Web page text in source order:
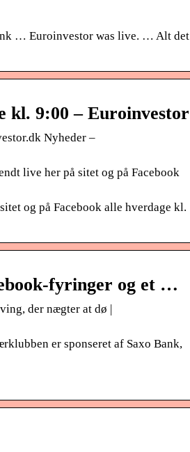
… Euroinvestor was live. … Alt det
9:00 – Euroinvestor
Nyheder –
live her på sitet og på Facebook
og på Facebook alle hverdage kl.
fyringer og et …
der nægter at dø |
er sponseret af Saxo Bank,